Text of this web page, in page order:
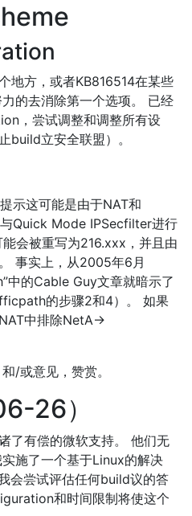
地方，或者KB816514在某些
的去消除第一个选项。 已经
，尝试调整和调整所有设
build立安全联盟）。
示这可能是由于NAT和
Quick Mode IPSecfilter进行
会被重写为216.xxx，并且由
事实上，从2005年6月
中的Cable Guy文章就暗示了
的步骤2和4）。 如果
中排除NetA->
/或意见，赞赏。
26）
了有偿的微软支持。 他们无
施了一个基于Linux的解决
会尝试评估任何build议的答
和时间限制将使这个